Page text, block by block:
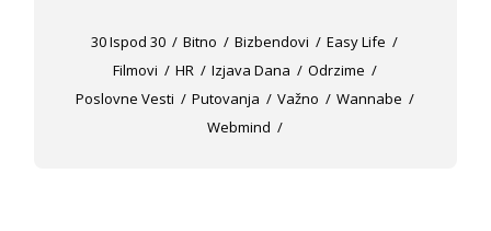
30 Ispod 30 Bitno Bizbendovi
Easy Life
Filmovi
HR Izjava Dana
Odrzime
Poslovne Vesti
Putovanja Važno
Wannabe
Webmind